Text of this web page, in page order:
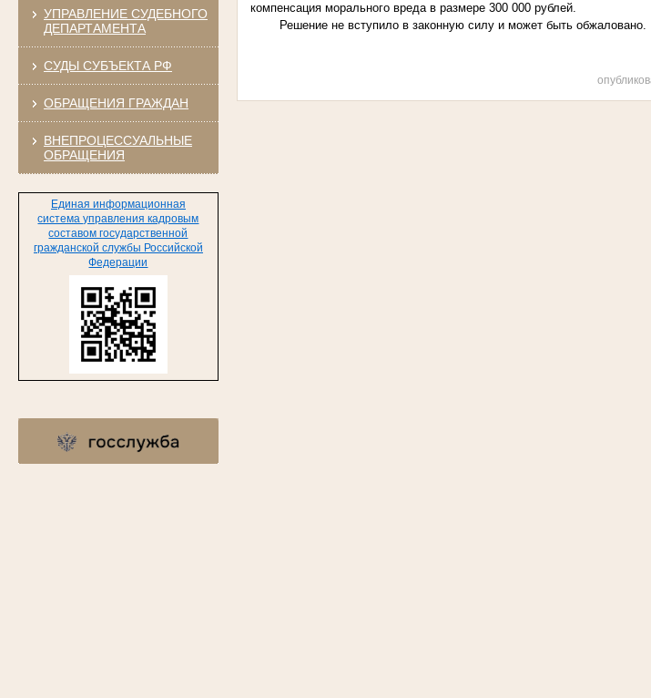
УПРАВЛЕНИЕ СУДЕБНОГО
ДЕПАРТАМЕНТА
СУДЫ СУБЪЕКТА РФ
ОБРАЩЕНИЯ ГРАЖДАН
ВНЕПРОЦЕССУАЛЬНЫЕ
ОБРАЩЕНИЯ
Единая информационная
система управления кадровым
составом государственной
гражданской службы Российской
Федерации
компенсация морального вреда в размере 300 000 рублей.
Решение не вступило в законную силу и может быть обжаловано.